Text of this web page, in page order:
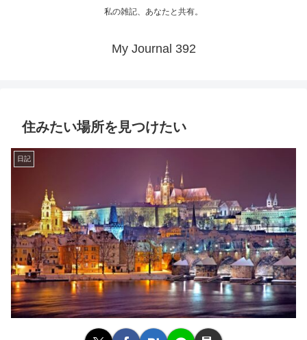
私の雑記、あなたと共有。
My Journal 392
住みたい場所を見つけたい
日記